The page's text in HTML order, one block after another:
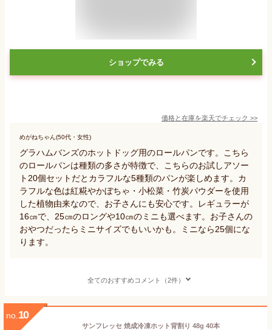
ショップでみる
価格と在庫を楽天でチェック >>
めがねちゃん(50代・女性)
グラハムバンズのホットドッグ用のロールパンです。こちら
のロールパンは種類の多さが特徴で、こちらのお試しアソー
ト20個セットだとカラフルな5種類のパンが楽しめます。カ
ラフルな色は紅糀やかぼちゃ・小松菜・竹炭パウダーを使用
した植物由来なので、お子さんにも安心です。レギュラーが
16㎝で、25㎝のロングや10㎝のミニも選べます。お子さんの
おやつだったらミニサイズでもいいかも。ミニなら25個にな
ります。
全てのおすすめコメント（2件）
no. 10
サンフレッセ 焼成冷凍ホット背割り 48g 40本